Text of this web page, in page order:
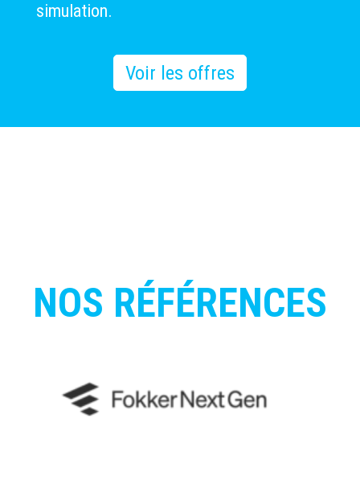
simulation.
Voir les offres
NOS RÉFÉRENCES